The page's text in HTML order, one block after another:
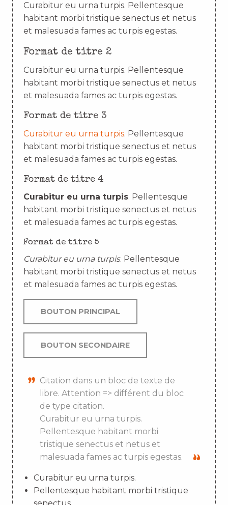
Curabitur eu urna turpis. Pellentesque
habitant morbi tristique senectus et netus
et malesuada fames ac turpis egestas.
Format de titre 2
Curabitur eu urna turpis. Pellentesque
habitant morbi tristique senectus et netus
et malesuada fames ac turpis egestas.
Format de titre 3
Curabitur eu urna turpis. Pellentesque
habitant morbi tristique senectus et netus
et malesuada fames ac turpis egestas.
Format de titre 4
Curabitur eu urna turpis. Pellentesque
habitant morbi tristique senectus et netus
et malesuada fames ac turpis egestas.
Format de titre 5
Curabitur eu urna turpis. Pellentesque
habitant morbi tristique senectus et netus
et malesuada fames ac turpis egestas.
BOUTON PRINCIPAL
BOUTON SECONDAIRE
Citation dans un bloc de texte de
libre. Attention => différent du bloc
de type citation.
Curabitur eu urna turpis.
Pellentesque habitant morbi
tristique senectus et netus et
malesuada fames ac turpis egestas.
Curabitur eu urna turpis.
Pellentesque habitant morbi tristique